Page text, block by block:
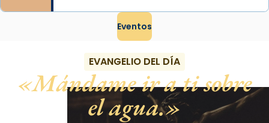
Eventos
EVANGELIO DEL DÍA
Mándame ir a ti sobre
el agua.